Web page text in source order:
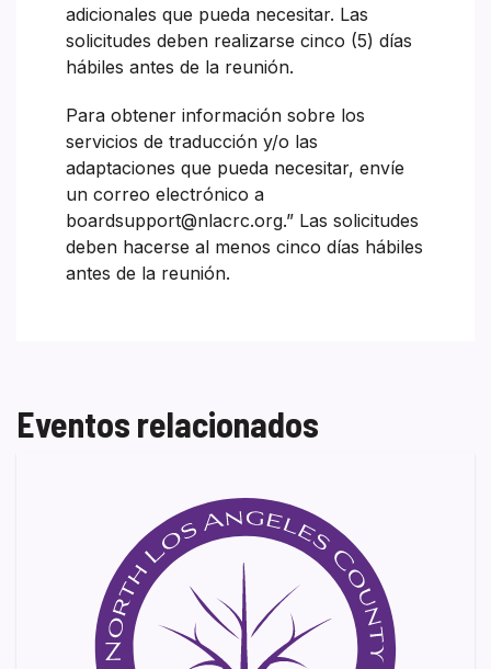
adicionales que pueda necesitar. Las
solicitudes deben realizarse cinco (5) días
hábiles antes de la reunión.
Para obtener información sobre los
servicios de traducción y/o las
adaptaciones que pueda necesitar, envíe
un correo electrónico a
boardsupport@nlacrc.org.” Las solicitudes
deben hacerse al menos cinco días hábiles
antes de la reunión.
Eventos relacionados